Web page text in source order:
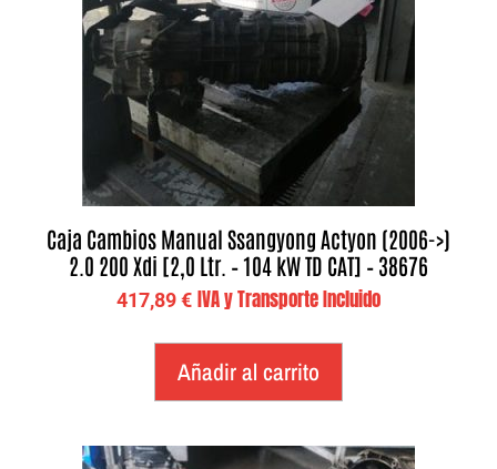
Caja Cambios Manual Ssangyong Actyon (2006->)
2.0 200 Xdi [2,0 Ltr. – 104 kW TD CAT] – 38676
417,89€ IVA y Transporte Incluido
Añadir al carrito